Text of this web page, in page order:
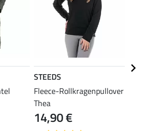
STEEDS
Fleece-Rollkragenpullover
Thea
14,90 €